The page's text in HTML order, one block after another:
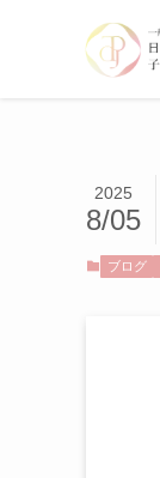
2025
8/05
ブログ